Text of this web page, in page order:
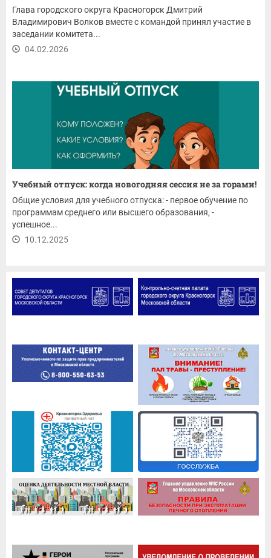
Глава городского округа Красногорск Дмитрий
Владимирович Волков вместе с командой принял участие в
заседании комитета...
04.02.2026
Учебный отпуск: когда новогодняя сессия не за горами!
Общие условия для учебного отпуска: - первое обучение по
программам среднего или высшего образования, -
успешное...
10.12.2025